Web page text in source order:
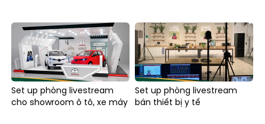
Set up phòng livestream
cho showroom ô tô, xe máy
Set up phòng livestream
bán thiết bị y tế